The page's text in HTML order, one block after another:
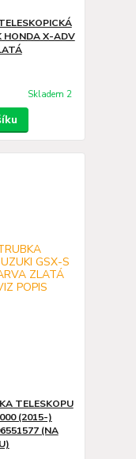
HONDA X-ADV
Skladem 2
TELESKOPU
(2015-)
(NA